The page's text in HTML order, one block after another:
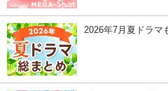
2026年7月夏ドラマ